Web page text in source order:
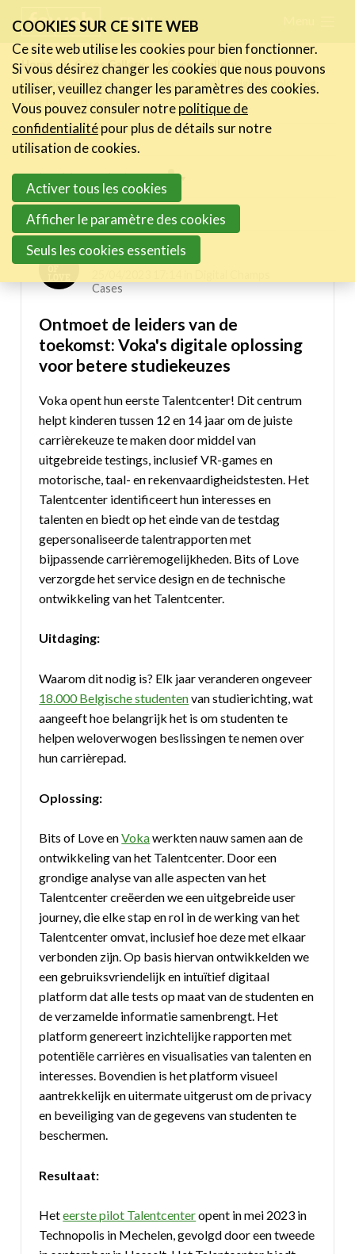
links
Jump
to
navigation
Jump
main
content
FR NL
Home Cases Gallery
Cases Gallery
Ontmoet de leiders van de toekomst: Voka's digitale oplossing
voor betere studiekeuzes
Inspiring projects menu
Digital Champs Cases
Jessica Kellner
Cases
Ontmoet de leiders van de
toekomst: Voka's digitale oplossing
voor betere studiekeuzes
Voka opent hun eerste Talentcenter! Dit centrum
helpt kinderen tussen 12 en 14 jaar om de juiste
carrièrekeuze te maken door middel van
uitgebreide testings, inclusief VR-games en
motorische, taal- en rekenvaardigheidstesten. Het
Talentcenter identificeert hun interesses en
talenten en biedt op het einde van de testdag
gepersonaliseerde talentrapporten met
bijpassende carrièremogelijkheden. Bits of Love
verzorgde het service design en de technische
ontwikkeling van het Talentcenter.
Uitdaging:
Waarom dit nodig is? Elk jaar veranderen ongeveer
18.000 Belgische studentenvan studierichting, wat
aangeeft hoe belangrijk het is om studenten te
helpen weloverwogen beslissingen te nemen over
hun carrièrepad.
Oplossing:
Bits of Love enVokawerkten nauw samen aan de
ontwikkeling van het Talentcenter. Door een
grondige analyse van alle aspecten van het
Talentcenter creëerden we een uitgebreide user
journey, die elke stap en rol in de werking van het
Talentcenter omvat, inclusief hoe deze met elkaar
verbonden zijn. Op basis hiervan ontwikkelden we
een gebruiksvriendelijk en intuïtief digitaal
platform dat alle tests op maat van de studenten en
de verzamelde informatie samenbrengt. Het
platform genereert inzichtelijke rapporten met
potentiële carrières en visualisaties van talenten en
interesses. Bovendien is het platform visueel
aantrekkelijk en uitermate uitgerust om de privacy
en beveiliging van de gegevens van studenten te
beschermen.
Resultaat:
Heteerste pilot Talentcenteropent in mei 2023 in
Technopolis in Mechelen, gevolgd door een tweede
Actualités
Activités
Cases Gallery
Le Toolbox
Annuaire prestataires
A propos
COOKIES SUR CE SITE WEB
Ce site web utilise les cookies pour bien fonctionner.
Si vous désirez changer les cookies que nous pouvons
utiliser, veuillez changer les paramètres des cookies.
Vous pouvez consuler notrepolitique de
confidentialitépour plus de détails sur notre
utilisation de cookies.
Activer tous les cookies
Afficher le paramètre des cookies
Seuls les cookies essentiels